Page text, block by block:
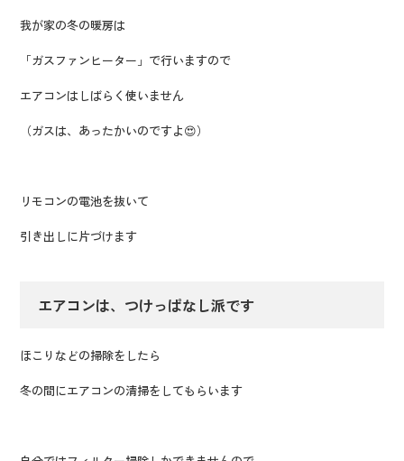
我が家の冬の暖房は
「ガスファンヒーター」で行いますので
エアコンはしばらく使いません
（ガスは、あったかいのですよ😍）
リモコンの電池を抜いて
引き出しに片づけます
エアコンは、つけっぱなし派です
ほこりなどの掃除をしたら
冬の間にエアコンの清掃をしてもらいます